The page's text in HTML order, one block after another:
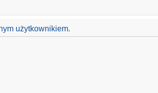
użytkownikiem.